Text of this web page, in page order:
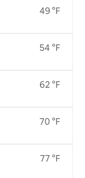
49 °F
54 °F
62 °F
70 °F
77 °F